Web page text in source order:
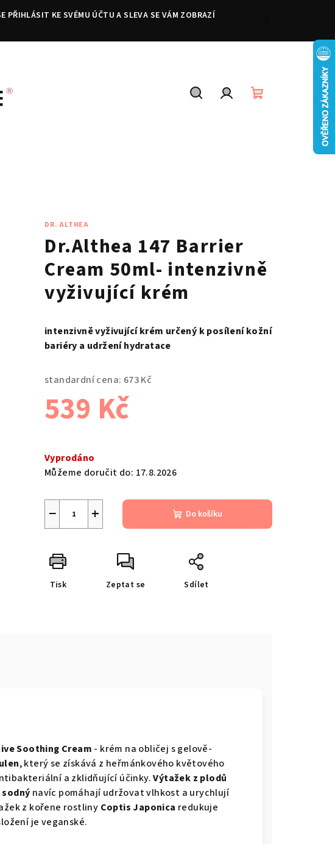
PŘIHLÁSIT KE SVÉMU ÚČTU A SLEVA SE VÁM ZOBRAZÍ
DR. ALTHEA
Dr.Althea 147 Barrier
Cream 50ml- intenzivně
vyživující krém
intenzivně vyživující krém určený k posílení kožní
bariéry a udržení hydratace
standardní cena: 673 Kč
539 Kč
cena:
Vyprodáno
Můžeme doručit do: 17.8.2026
+
− Do košíku
Tisk Zeptat se Sdílet
Soothing Cream - krém na obličej s gelově-
, který se získává z heřmánkového květového
a zklidňující účinky.Výtažek z plodů
navíc pomáhají udržovat vlhkost a urychlují
z kořene rostliny Coptis Japonica redukuje
je veganské.